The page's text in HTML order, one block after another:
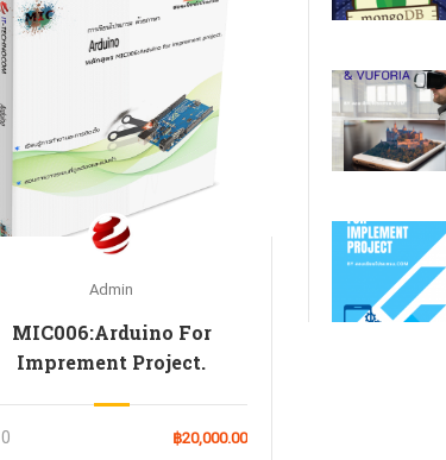
Admin
MIC006:Arduino For
Imprement Project.
0 ฿20,000.00